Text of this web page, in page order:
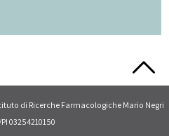
di Ricerche Farmacologiche Mario Negri
PI 03254210150